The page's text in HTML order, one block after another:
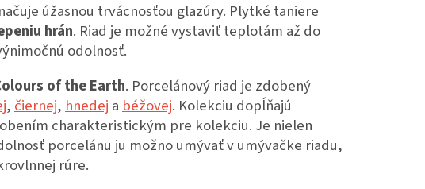
úžasnou trvácnosťou glazúry. Plytké taniere
hrán. Riad je možné vystaviť teplotám až do
odolnosť.
of the Earth. Porcelánový riad je zdobený
,čiernej,hnedej abéžovej. Kolekciu dopĺňajú
charakteristickým pre kolekciu. Je nielen
porcelánu ju možno umývať v umývačke riadu,
rúre.